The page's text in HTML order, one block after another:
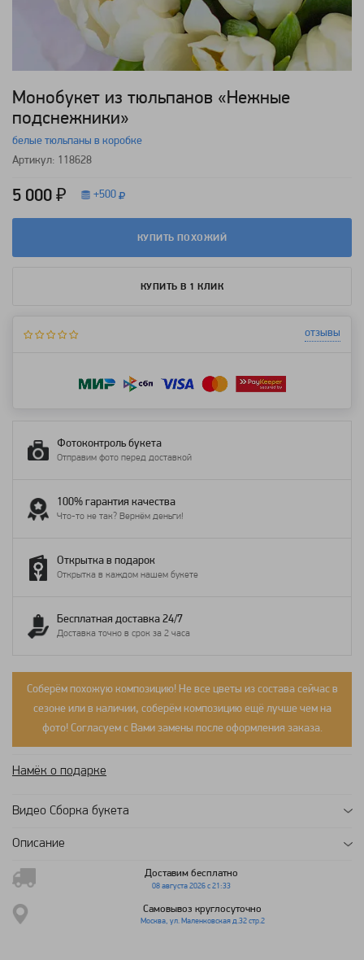
Монобукет из тюльпанов «Нежные
подснежники»
белые тюльпаны в коробке
Артикул: 118628
5 000 ₽ +500
КУПИТЬ ПОХОЖИЙ
КУПИТЬ В 1 КЛИК
отзывы
Фотоконтроль букета
Отправим фото перед доставкой
100% гарантия качества
Что-то не так? Вернём деньги!
Открытка в подарок
Открытка в каждом нашем букете
Бесплатная доставка 24/7
Доставка точно в срок за 2 часа
Соберём похожую композицию! Не все цветы из состава сейчас в
сезоне или в наличии, соберём композицию ещё лучше чем на
фото! Согласуем с Вами замены после оформления заказа.
Намёк о подарке
Видео Сборка букета
Описание
Доставим бесплатно
08 августа 2026 с 21:33
Самовывоз круглосуточно
Москва, ул. Маленковская д.32 стр.2